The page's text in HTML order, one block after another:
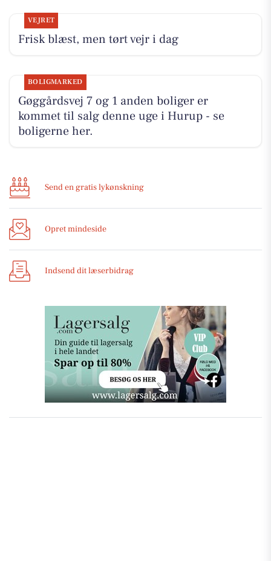
VEJRET
Frisk blæst, men tørt vejr i dag
BOLIGMARKED
Gøggårdsvej 7 og 1 anden boliger er
kommet til salg denne uge i Hurup - se
boligerne her.
Send en gratis lykønskning
Opret mindeside
Indsend dit læserbidrag